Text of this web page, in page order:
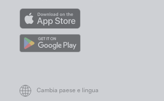
Store
Play
Cambia paese e lingua